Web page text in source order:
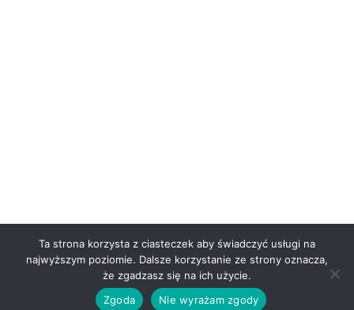
dazzling Motyw ColorlibDziała naWordPress
Ta strona korzysta z ciasteczek aby świadczyć usługi na
najwyższym poziomie. Dalsze korzystanie ze strony oznacza,
że zgadzasz się na ich użycie.
Zgoda
Nie wyrażam zgody